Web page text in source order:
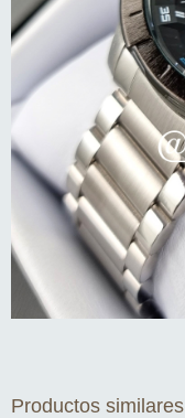
Productos similares